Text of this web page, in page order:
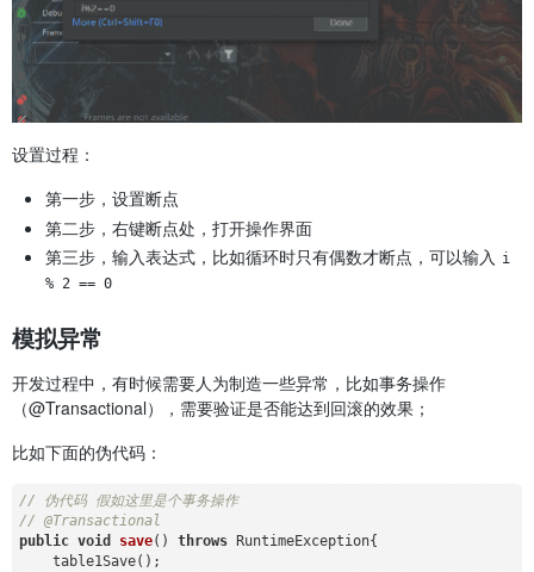
设置过程：
第一步，设置断点
第二步，右键断点处，打开操作界面
第三步，输入表达式，比如循环时只有偶数才断点，可以输入 i
% 2 == 0
模拟异常
开发过程中，有时候需要人为制造一些异常，比如事务操作
（@Transactional），需要验证是否能达到回滚的效果；
比如下面的伪代码：
// 伪代码 假如这里是个事务操作
// @Transactional
public void save() throws RuntimeException{
    table1Save();